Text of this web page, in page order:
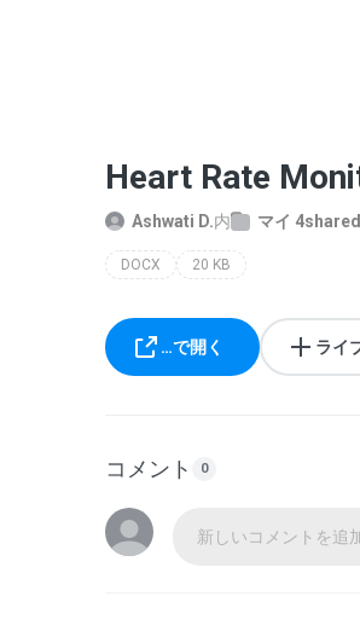
Heart Rate
Ashwati D.内 マイ 4shared
DOCX 20 KB
…で開く ライ
コメント 0
新しいコメントを追